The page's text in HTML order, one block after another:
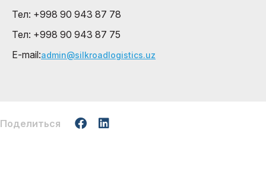
Тел: +998 90 943 87 78
Тел: +998 90 943 87 75
E-mail:admin@silkroadlogistics.uz
Поделиться